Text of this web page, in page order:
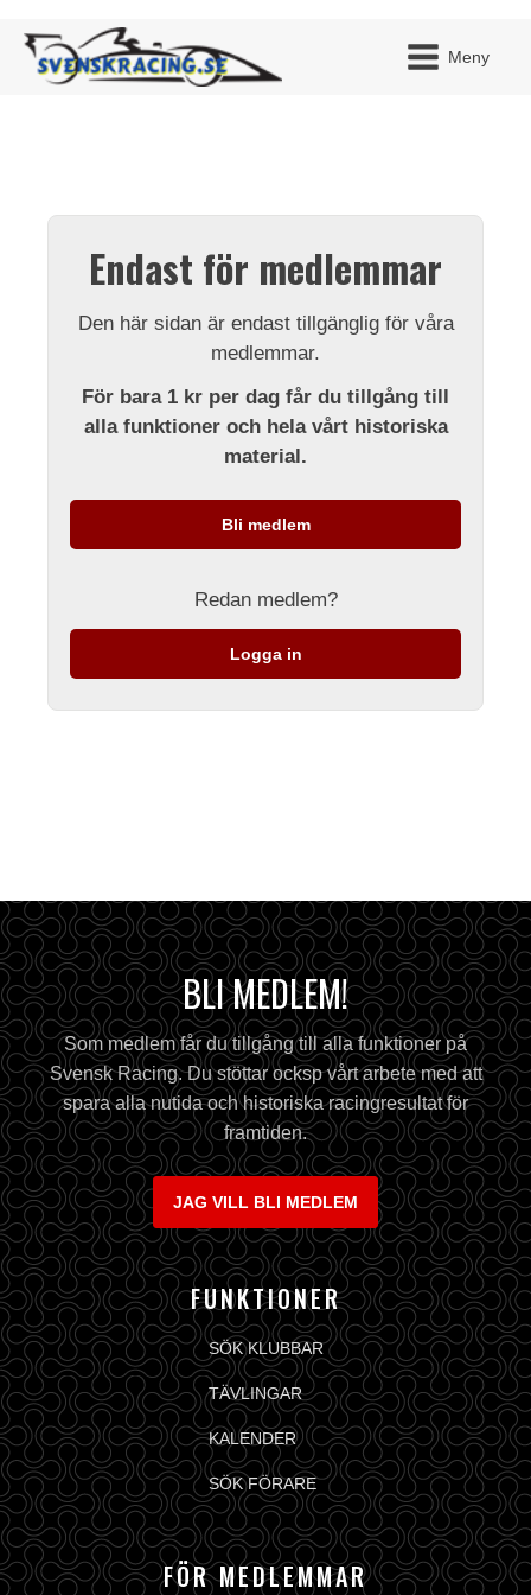
Meny
Endast för medlemmar
Den här sidan är endast tillgänglig för våra
medlemmar.
För bara 1 kr per dag får du tillgång till
alla funktioner och hela vårt historiska
material.
Bli medlem
Redan medlem?
Logga in
BLI MEDLEM!
Som medlem får du tillgång till alla funktioner på
Svensk Racing. Du stöttar ocksp vårt arbete med att
spara alla nutida och historiska racingresultat för
framtiden.
JAG VILL BLI MEDLEM
FUNKTIONER
SÖK KLUBBAR
TÄVLINGAR
KALENDER
SÖK FÖRARE
FÖR MEDLEMMAR